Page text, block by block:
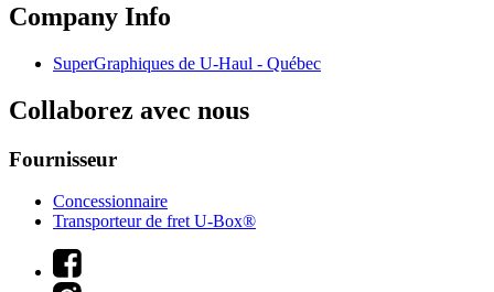
Company Info
SuperGraphiques de U-Haul - Québec
Collaborez avec nous
Fournisseur
Concessionnaire
Transporteur de fret U-Box®